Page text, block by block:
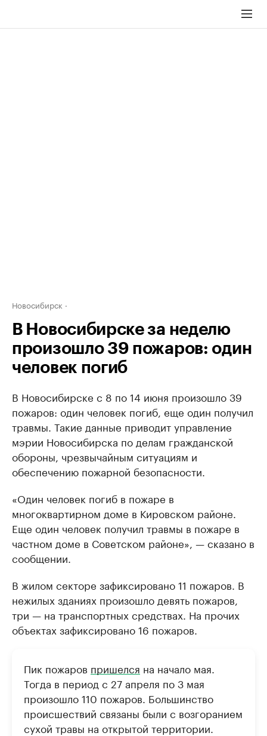
Новосибирск
В Новосибирске за неделю
произошло 39 пожаров: один
человек погиб
В Новосибирске с 8 по 14 июня произошло 39
пожаров: один человек погиб, еще один получил
травмы. Такие данные приводит управление
мэрии Новосибирска по делам гражданской
обороны, чрезвычайным ситуациям и
обеспечению пожарной безопасности.
«Один человек погиб в пожаре в
многоквартирном доме в Кировском районе.
Еще один человек получил травмы в пожаре в
частном доме в Советском районе», — сказано в
сообщении.
В жилом секторе зафиксировано 11 пожаров. В
нежилых зданиях произошло девять пожаров,
три — на транспортных средствах. На прочих
объектах зафиксировано 16 пожаров.
Пик пожаров пришелся на начало мая.
Тогда в период с 27 апреля по 3 мая
произошло 110 пожаров. Большинство
происшествий связаны были с возгоранием
сухой травы на открытой территории.